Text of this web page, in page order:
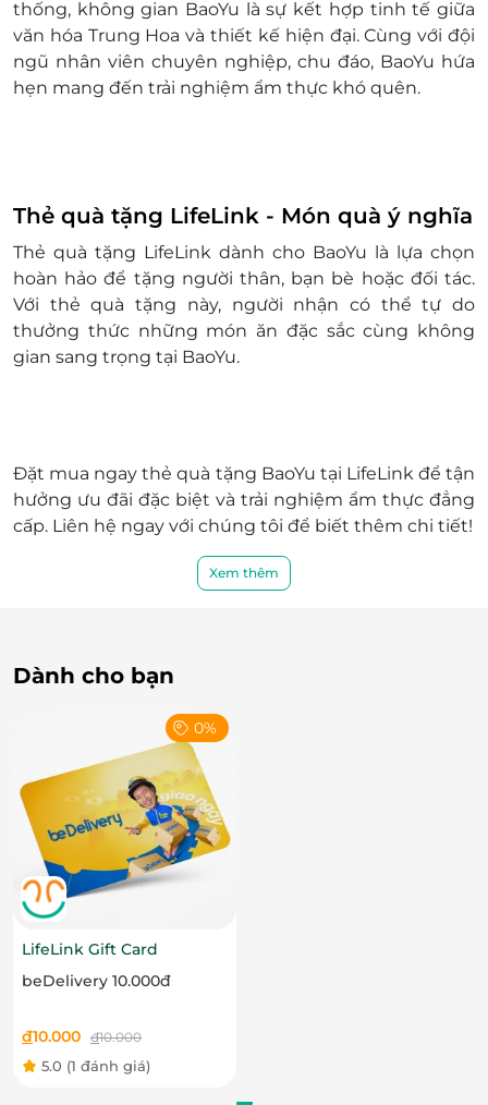
thống, không gian BaoYu là sự kết hợp tinh tế giữa
văn hóa Trung Hoa và thiết kế hiện đại. Cùng với đội
ngũ nhân viên chuyên nghiệp, chu đáo, BaoYu hứa
hẹn mang đến trải nghiệm ẩm thực khó quên.
Thẻ quà tặng LifeLink - Món quà ý nghĩa
Thẻ quà tặng LifeLink dành cho BaoYu là lựa chọn
hoàn hảo để tặng người thân, bạn bè hoặc đối tác.
Với thẻ quà tặng này, người nhận có thể tự do
thưởng thức những món ăn đặc sắc cùng không
gian sang trọng tại BaoYu.
Đặt mua ngay thẻ quà tặng BaoYu tại LifeLinkđể tận
hưởng ưu đãi đặc biệt và trải nghiệm ẩm thực đẳng
cấp. Liên hệ ngay với chúng tôi để biết thêm chi tiết!
Xem thêm
Dành cho bạn
0%
LifeLink Gift Card
beDelivery 10.000đ
đ10.000 đ10.000
5.0 (1 đánh giá)